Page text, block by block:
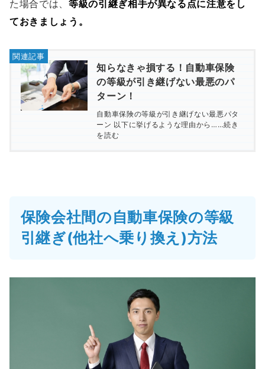
た場合では、 等級の引継ぎ相手が異なる点に注意をし
ておきましょう。
知らなきゃ損する！自動車保険
の等級が引き継げない最悪のパ
ターン！
自動車保険の等級が引き継げない最悪パタ
ーン 以下に挙げるような理由から……続き
を読む
保険会社間の自動車保険の等級
引継ぎ(他社へ乗り換え)方法